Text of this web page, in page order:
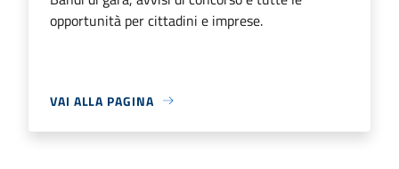
opportunità per cittadini e imprese.
VAI ALLA PAGINA